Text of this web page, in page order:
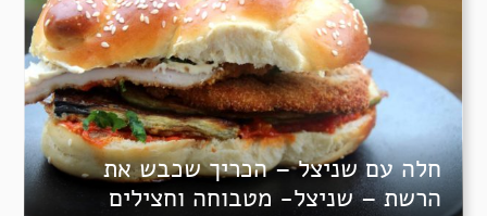
חלה עם שניצל – הכריך שכבש את
הרשת – שניצל- מטבוחה וחצילים